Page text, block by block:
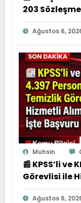
203
Başvuruları
Şartlar
Ağustos 6,
Muhsin
📰 KPSS’li ve
Görevlisi ile
İşte Başvuru
Ağustos 6,